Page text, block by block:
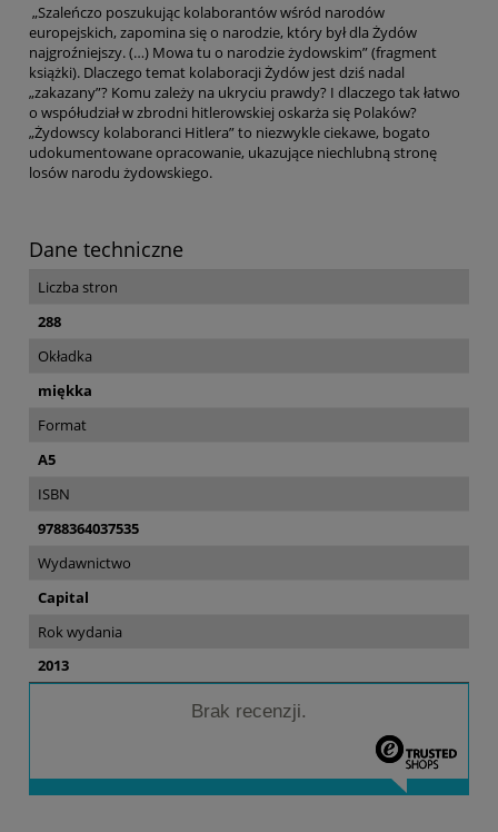
„Szaleńczo poszukując kolaborantów wśród narodów
europejskich, zapomina się o narodzie, który był dla Żydów
najgroźniejszy. (…) Mowa tu o narodzie żydowskim” (fragment
książki). Dlaczego temat kolaboracji Żydów jest dziś nadal
„zakazany”? Komu zależy na ukryciu prawdy? I dlaczego tak łatwo
o współudział w zbrodni hitlerowskiej oskarża się Polaków?
„Żydowscy kolaboranci Hitlera” to niezwykle ciekawe, bogato
udokumentowane opracowanie, ukazujące niechlubną stronę
losów narodu żydowskiego.
Dane techniczne
Liczba stron
288
Okładka
miękka
Format
A5
ISBN
9788364037535
Wydawnictwo
Capital
Rok wydania
2013
Brak recenzji.